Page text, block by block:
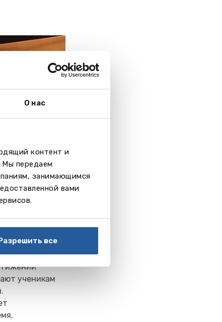
О нас
контент и
Мы передаем
занимающимся
вами
все
вдали от дома.
и
жизни,
ученикам